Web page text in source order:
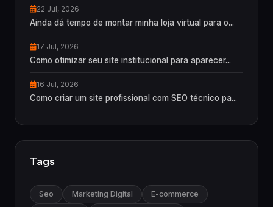
22 Jul, 2026
Ainda dá tempo de montar minha loja virtual para o...
17 Jul, 2026
Como otimizar seu site institucional para aparecer...
16 Jul, 2026
Como criar um site profissional com SEO técnico pa...
Tags
Seo Marketing Digital
E-commerce